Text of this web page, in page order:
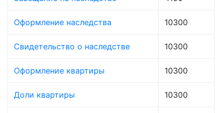
Оформление наследства 10300
Свидетельство о наследстве 10300
Оформление квартиры 10300
Доли квартиры 10300